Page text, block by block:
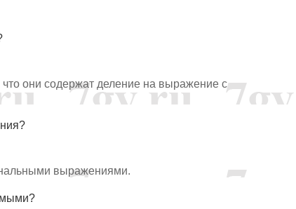
они содержат деление на выражение с
выражениями.